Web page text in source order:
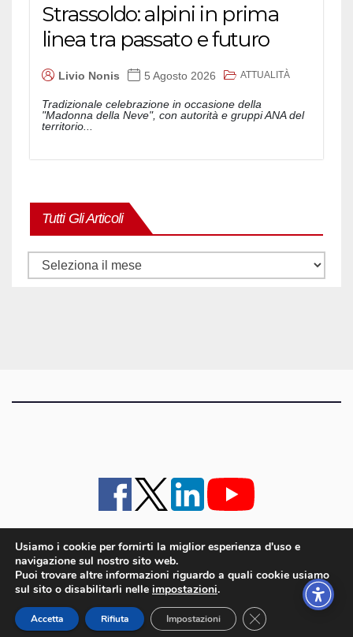
Strassoldo: alpini in prima
linea tra passato e futuro
Livio Nonis 5 Agosto 2026 ATTUALITÀ
Tradizionale celebrazione in occasione della
"Madonna della Neve", con autorità e gruppi ANA del
territorio...
Tutti Gli Articoli
Tutti
iMagazine · contatti e staff · lavora con noi
Cookie policy UE
iMagazine è un marchio di proprietà di Goliardica Editrice redazione in via Aquileia 64a,
Bagnaria Arsa (UD) - P.iva 00559050315
© 2006 - 2026 Goliardica Editrice
Usiamo i cookie per fornirti la miglior esperienza d'uso e
navigazione sul nostro sito web.
Puoi trovare altre informazioni riguardo a quali cookie usiamo
sul sito o disabilitarli nelle impostazioni.
Accetta Rifiuta Impostazioni Close GDPR